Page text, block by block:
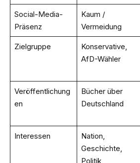
Social-Media-
Präsenz
Kaum /
Vermeidung
Zielgruppe
Konservative,
AfD-Wähler
Veröffentlichung
en
Bücher über
Deutschland
Interessen
Nation,
Geschichte,
Politik